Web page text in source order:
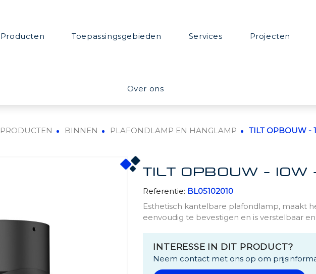
Producten Toepassingsgebieden Services Projecten
Over ons
PRODUCTEN BINNEN PLAFONDLAMP EN HANGLAMP TILT OPBOUW -
TILT OPBOUW -
Referentie: BL05102010
Esthetisch kantelbare plafondlamp, maakt
eenvoudig te bevestigen en is verstelbaar
INTERESSE IN DIT PRODUCT?
Neem contact met ons op om